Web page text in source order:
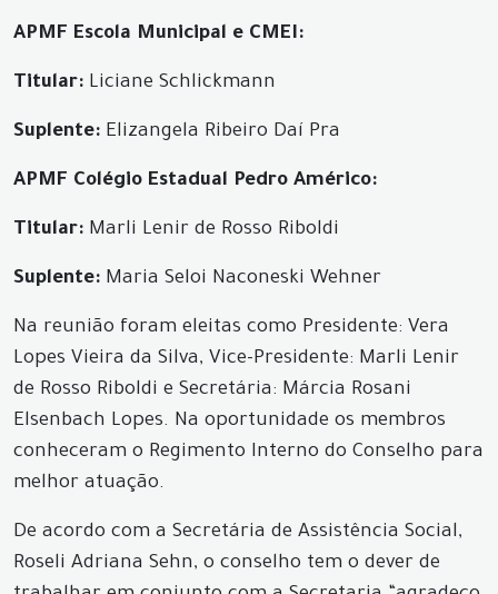
APMF Escola Municipal e CMEI:
Titular: Liciane Schlickmann
Suplente: Elizangela Ribeiro Daí Pra
APMF Colégio Estadual Pedro Américo:
Titular: Marli Lenir de Rosso Riboldi
Suplente: Maria Seloi Naconeski Wehner
Na reunião foram eleitas como Presidente: Vera
Lopes Vieira da Silva, Vice-Presidente: Marli Lenir
de Rosso Riboldi e Secretária: Márcia Rosani
Elsenbach Lopes. Na oportunidade os membros
conheceram o Regimento Interno do Conselho para
melhor atuação.
De acordo com a Secretária de Assistência Social,
Roseli Adriana Sehn, o conselho tem o dever de